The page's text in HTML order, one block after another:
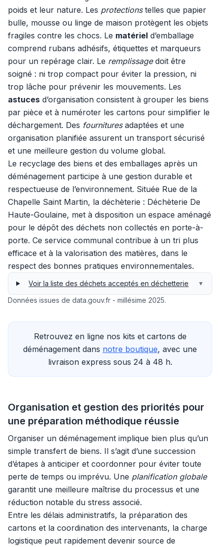
poids et leur nature. Les protectionstelles que papier
bulle, mousse ou linge de maison protègent les objets
fragiles contre les chocs. Le matériel d’emballage
comprend rubans adhésifs, étiquettes et marqueurs
pour un repérage clair. Le remplissagedoit être
soigné : ni trop compact pour éviter la pression, ni
trop lâche pour prévenir les mouvements. Les
astuces d’organisation consistent à grouper les biens
par pièce et à numéroter les cartons pour simplifier le
déchargement. Des fournituresadaptées et une
organisation planifiée assurent un transport sécurisé
et une meilleure gestion du volume global.
Le recyclage des biens et des emballages après un
déménagement participe à une gestion durable et
respectueuse de l’environnement. Située Rue de la
Chapelle Saint Martin, la déchèterie : Déchèterie De
Haute-Goulaine, met à disposition un espace aménagé
pour le dépôt des déchets non collectés en porte-à-
porte. Ce service communal contribue à un tri plus
efficace et à la valorisation des matières, dans le
respect des bonnes pratiques environnementales.
Voir la liste des déchets acceptés en déchetterie ▼
Données issues de data.gouv.fr - millésime 2025.
Retrouvez en ligne nos kits et cartons de
déménagement dans notre boutique, avec une
livraison express sous 24 à 48 h.
Organisation et gestion des priorités pour
une préparation méthodique réussie
Organiser un déménagement implique bien plus qu’un
simple transfert de biens. Il s’agit d’une succession
d’étapes à anticiper et coordonner pour éviter toute
perte de temps ou imprévu. Une planification globale
garantit une meilleure maîtrise du processus et une
réduction notable du stress associé.
Entre les délais administratifs, la préparation des
cartons et la coordination des intervenants, la charge
logistique peut rapidement devenir source de